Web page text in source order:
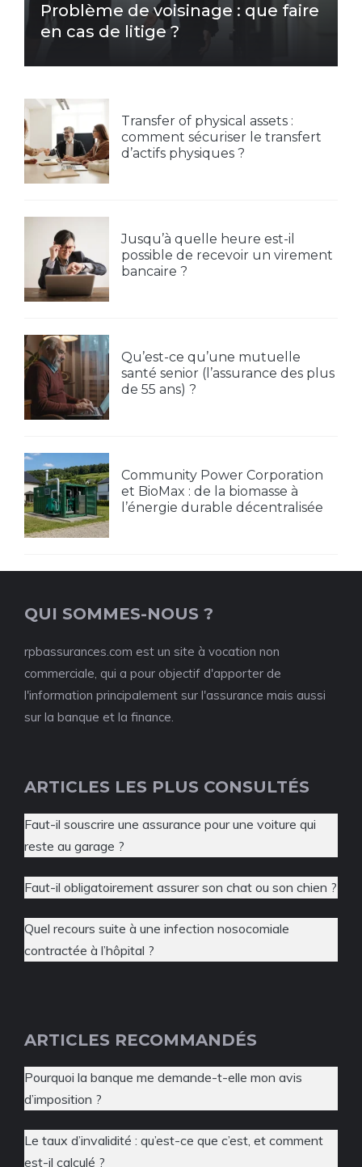
Problème de voisinage : que faire
en cas de litige ?
Transfer of physical assets :
comment sécuriser le transfert
d’actifs physiques ?
Jusqu’à quelle heure est-il
possible de recevoir un virement
bancaire ?
Qu’est-ce qu’une mutuelle
santé senior (l’assurance des plus
de 55 ans) ?
Community Power Corporation
et BioMax : de la biomasse à
l’énergie durable décentralisée
QUI SOMMES-NOUS ?
rpbassurances.com est un site à vocation non
commerciale, qui a pour objectif d'apporter de
l'information principalement sur l'assurance mais aussi
sur la banque et la finance.
ARTICLES LES PLUS CONSULTÉS
Faut-il souscrire une assurance pour une voiture qui
reste au garage ?
Faut-il obligatoirement assurer son chat ou son chien ?
Quel recours suite à une infection nosocomiale
contractée à l’hôpital ?
ARTICLES RECOMMANDÉS
Pourquoi la banque me demande-t-elle mon avis
d’imposition ?
Le taux d’invalidité : qu’est-ce que c’est, et comment
est-il calculé ?